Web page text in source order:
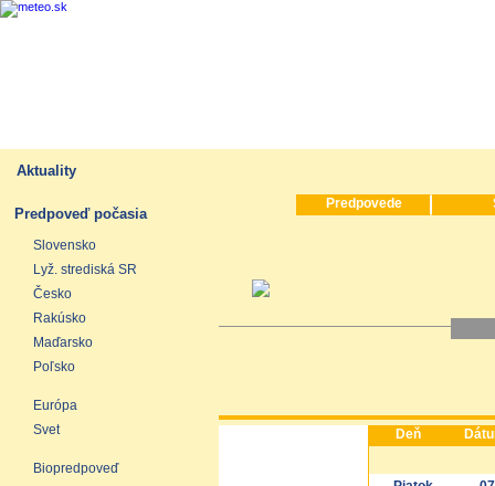
Aktuality
Predpoveď počasia
Slovensko
Lyž. strediská SR
Česko
Rakúsko
Maďarsko
Poľsko
Európa
Svet
Biopredpoveď
Predpovede
Deň